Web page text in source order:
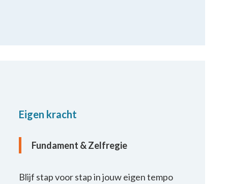
Eigen kracht
Fundament & Zelfregie
Blijf stap voor stap in jouw eigen tempo